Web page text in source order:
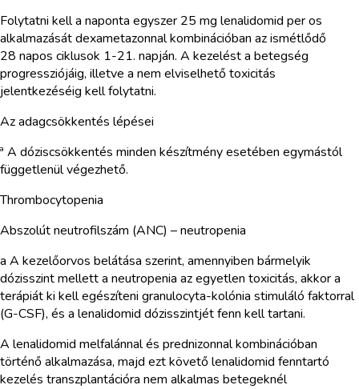
Folytatni kell a naponta egyszer 25 mg lenalidomid per os
alkalmazását dexametazonnal kombinációban az ismétlődő
28 napos ciklusok 1-21. napján. A kezelést a betegség
progressziójáig, illetve a nem elviselhető toxicitás
jelentkezéséig kell folytatni.
Az adagcsökkentés lépései
ª A dóziscsökkentés minden készítmény esetében egymástól
függetlenül végezhető.
Thrombocytopenia
Abszolút neutrofilszám (ANC) – neutropenia
a A kezelőorvos belátása szerint, amennyiben bármelyik
dózisszint mellett a neutropenia az egyetlen toxicitás, akkor a
terápiát ki kell egészíteni granulocyta-kolónia stimuláló faktorral
(G-CSF), és a lenalidomid dózisszintjét fenn kell tartani.
A lenalidomid melfalánnal és prednizonnal kombinációban
történő alkalmazása, majd ezt követő lenalidomid fenntartó
kezelés transzplantációra nem alkalmas betegeknél